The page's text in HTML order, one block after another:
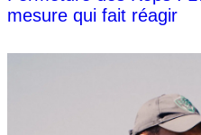
mesure qui fait réagir